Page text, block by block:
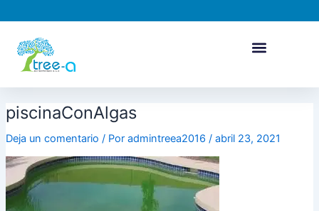
al
contenido
piscinaConAlgas
Deja un comentario / Por admintreea2016 / abril 23, 2021
de
entradas